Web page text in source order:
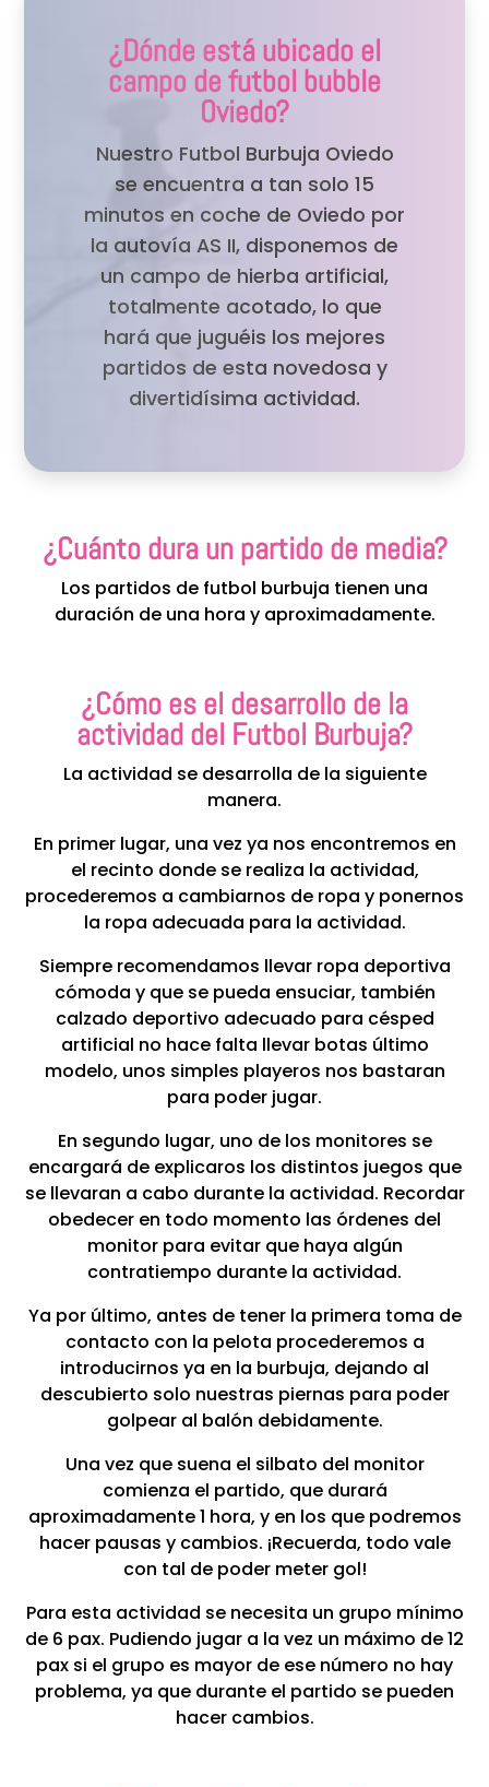
¿Dónde está ubicado el
campo de futbol bubble
Oviedo?
Nuestro Futbol Burbuja Oviedo
se encuentra a tan solo 15
minutos en coche de Oviedo por
la autovía AS II, disponemos de
un campo de hierba artificial,
totalmente acotado, lo que
hará que juguéis los mejores
partidos de esta novedosa y
divertidísima actividad.
¿Cuánto dura un partido de media?
Los partidos de futbol burbuja tienen una
duración de una hora y aproximadamente.
¿Cómo es el desarrollo de la
actividad del Futbol Burbuja?
La actividad se desarrolla de la siguiente
manera.
En primer lugar, una vez ya nos encontremos en
el recinto donde se realiza la actividad,
procederemos a cambiarnos de ropa y ponernos
la ropa adecuada para la actividad.
Siempre recomendamos llevar ropa deportiva
cómoda y que se pueda ensuciar, también
calzado deportivo adecuado para césped
artificial no hace falta llevar botas último
modelo, unos simples playeros nos bastaran
para poder jugar.
En segundo lugar, uno de los monitores se
encargará de explicaros los distintos juegos que
se llevaran a cabo durante la actividad. Recordar
obedecer en todo momento las órdenes del
monitor para evitar que haya algún
contratiempo durante la actividad.
Ya por último, antes de tener la primera toma de
contacto con la pelota procederemos a
introducirnos ya en la burbuja, dejando al
descubierto solo nuestras piernas para poder
golpear al balón debidamente.
Una vez que suena el silbato del monitor
comienza el partido, que durará
aproximadamente 1 hora, y en los que podremos
hacer pausas y cambios. ¡Recuerda, todo vale
con tal de poder meter gol!
Para esta actividad se necesita un grupo mínimo
de 6 pax. Pudiendo jugar a la vez un máximo de 12
pax si el grupo es mayor de ese número no hay
problema, ya que durante el partido se pueden
hacer cambios.